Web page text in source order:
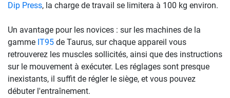
Dip Press, la charge de travail se limitera à 100 kg environ.
Un avantage pour les novices : sur les machines de la
gamme IT95 de Taurus, sur chaque appareil vous
retrouverez les muscles sollicités, ainsi que des instructions
sur le mouvement à exécuter. Les réglages sont presque
inexistants, il suffit de régler le siège, et vous pouvez
débuter l'entraînement.